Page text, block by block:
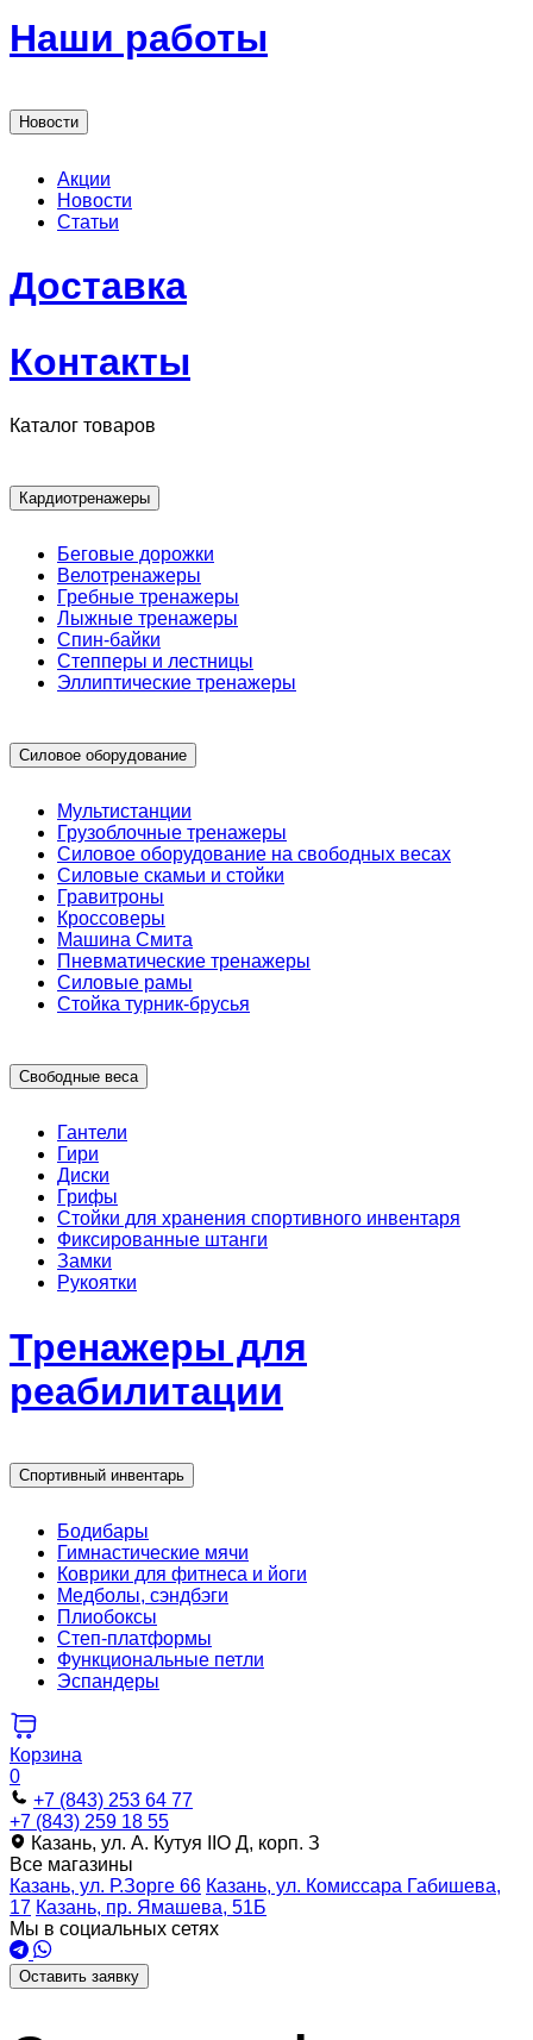
Наши работы
Новости
Акции
Новости
Статьи
Доставка
Контакты
Каталог товаров
Кардиотренажеры
Беговые дорожки
Велотренажеры
Гребные тренажеры
Лыжные тренажеры
Спин-байки
Степперы и лестницы
Эллиптические тренажеры
Силовое оборудование
Мультистанции
Грузоблочные тренажеры
Силовое оборудование на свободных весах
Силовые скамьи и стойки
Гравитроны
Кроссоверы
Машина Смита
Пневматические тренажеры
Силовые рамы
Стойка турник-брусья
Свободные веса
Гантели
Гири
Диски
Грифы
Стойки для хранения спортивного инвентаря
Фиксированные штанги
Замки
Рукоятки
Тренажеры для
реабилитации
Спортивный инвентарь
Бодибары
Гимнастические мячи
Коврики для фитнеса и йоги
Медболы, сэндбэги
Плиобоксы
Степ-платформы
Функциональные петли
Эспандеры
Корзина
0
+7 (843) 253 64 77
+7 (843) 259 18 55
Казань, ул. А. Кутуя IIO Д, корп. З
Все магазины
Казань, ул. Р.Зорге 66 Казань, ул. Комиссара Габишева,
17 Казань, пр. Ямашева, 51Б
Мы в социальных сетях
Оставить заявку